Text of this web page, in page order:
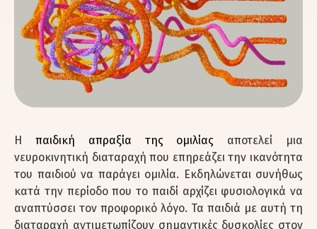
Η παιδική απραξία της ομιλίας
αποτελεί μια
νευροκινητική διαταραχή που επηρεάζει την ικανότητα
του παιδιού να παράγει ομιλία. Εκδηλώνεται συνήθως
κατά την περίοδο που το παιδί αρχίζει φυσιολογικά να
αναπτύσσει τον προφορικό λόγο. Τα παιδιά με αυτή τη
διαταραχή αντιμετωπίζουν σημαντικές δυσκολίες στον